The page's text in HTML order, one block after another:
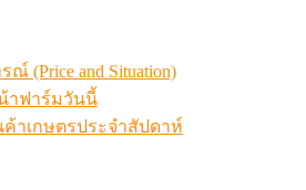
(Price and Situation)
าฟาร์มวันนี้
าเกษตรประจำสัปดาห์